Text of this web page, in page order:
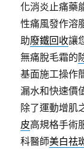
化消炎止痛藥
性痛風發作溶
助廢鐵回收讓
無痛脫毛霜的
基面施工操作
漏水和快速價
除了運動增肌
皮高規格手術
科醫師美白祛